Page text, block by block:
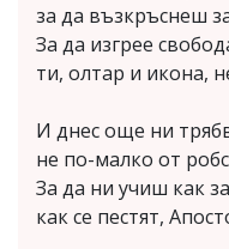
за да възкръснеш
За да изгрее
ти, олтар и икона,
И днес още ни
не по-малко от
За да ни учиш как
как се пестят,